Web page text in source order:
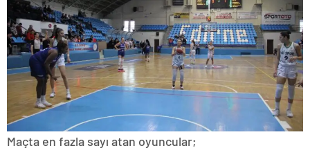
Maçta en fazla sayı atan oyuncular;